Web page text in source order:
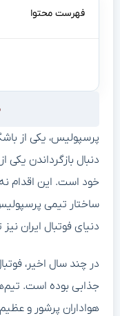
فهرست محتوا
پرسپولیس، یکی از
دنبال بازگرداندن
خود است. این اقدام
ساختار تیمی
دنیای فوتبال ایران
در چند سال اخیر،
جذابی بوده است.
هواداران پرشور و